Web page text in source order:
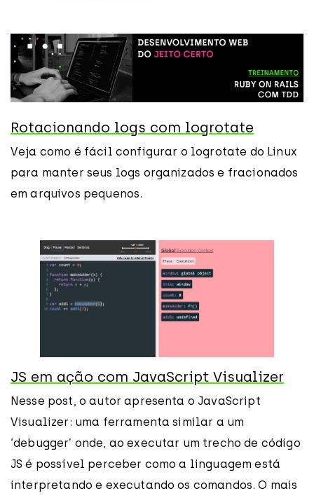
Rotacionando logs com logrotate
Veja como é fácil configurar o logrotate do Linux
para manter seus logs organizados e fracionados
em arquivos pequenos.
JS em ação com JavaScript Visualizer
Nesse post, o autor apresenta o JavaScript
Visualizer: uma ferramenta similar a um
‘debugger’ onde, ao executar um trecho de código
JS é possível perceber como a linguagem está
interpretando e executando os comandos. O mais